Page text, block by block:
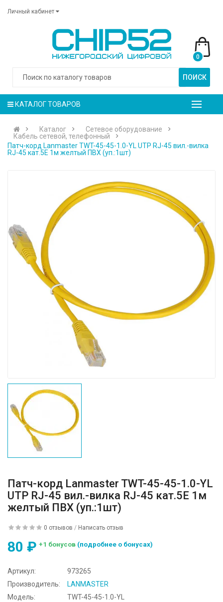
Личный кабинет
ПОИСК
0
КАТАЛОГ ТОВАРОВ
Каталог
Сетевое оборудование
Кабель сетевой, телефонный
Патч-корд Lanmaster TWT-45-45-1.0-YL UTP RJ-45 вил.-вилка
RJ-45 кат.5E 1м желтый ПВХ (уп.:1шт)
Патч-корд Lanmaster TWT-45-45-1.0-YL
UTP RJ-45 вил.-вилка RJ-45 кат.5E 1м
желтый ПВХ (уп.:1шт)
0 отзывов / Написать отзыв
80 ₽ +1 бонусов (подробнее о бонусах)
Артикул:
973265
Производитель:
LANMASTER
Модель:
TWT-45-45-1.0-YL